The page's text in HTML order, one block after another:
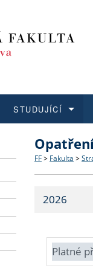
Struktura
Strategie
Fakultní
Co
Učitelské
STUDUJÍCÍ
O vědě a
Aktuální
FF > Fakulta >
2026
Platné